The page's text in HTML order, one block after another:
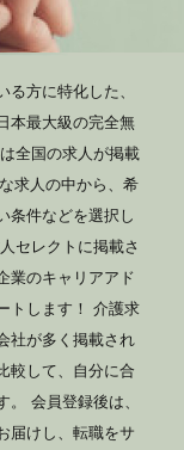
方に特化した、
本最大級の完全無
全国の求人が掲載
求人の中から、希
条件などを選択し
セレクトに掲載さ
業のキャリアアド
トします！ 介護求
社が多く掲載され
較して、自分に合
会員登録後は、
届けし、転職をサ